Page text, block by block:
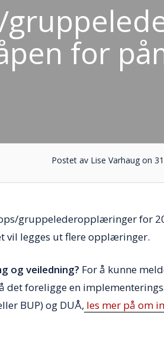
for
Postet av Lise Varhaug on
gruppelederopplæringer for
vil legges ut flere opplæringer.
og veiledning? For å kunne
foreligge en
BUP) og DUÅ, les mer på om